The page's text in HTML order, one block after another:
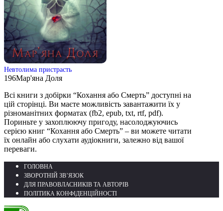
Невтолима пристрасть
196Мар'яна Доля
Всі книги з добірки “Кохання або Смерть” доступні на
цій сторінці. Ви маєте можливість завантажити їх у
різноманітних форматах (fb2, epub, txt, rtf, pdf).
Пориньте у захоплюючу пригоду, насолоджуючись
серією книг “Кохання або Смерть” – ви можете читати
їх онлайн або слухати аудіокниги, залежно від вашої
переваги.
ГОЛОВНА
ЗВОРОТНІЙ ЗВ’ЯЗОК
ДЛЯ ПРАВОВЛАСНИКІВ ТА АВТОРІВ
ПОЛІТИКА КОНФІДЕНЦІЙНОСТІ